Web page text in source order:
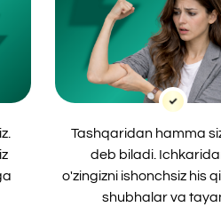
ISHONCH FORMULASI
o'zingizni ishonchsiz his qilasiz. Ichki
shubhalar va tayanch
yetishmasligi sizni qiynaydi.